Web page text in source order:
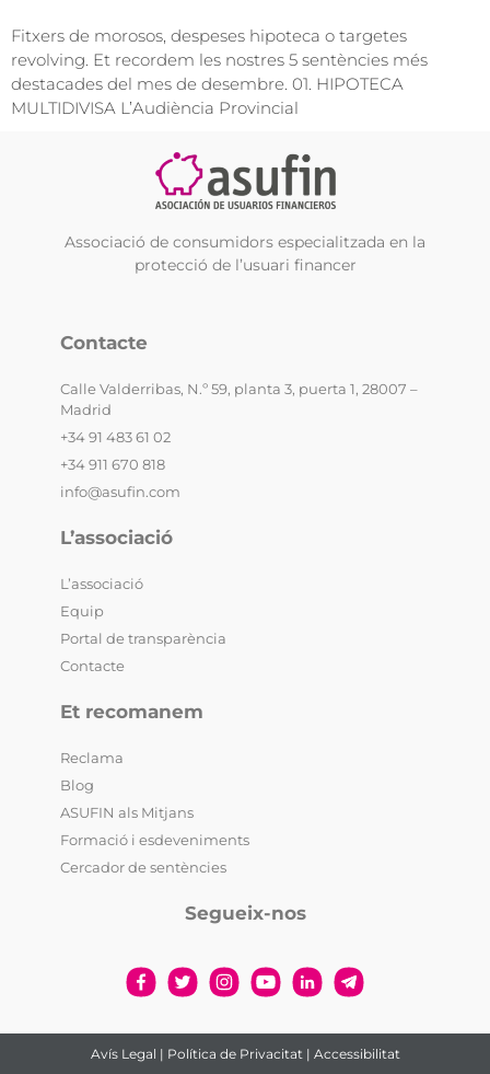
Fitxers de morosos, despeses hipoteca o targetes
revolving. Et recordem les nostres 5 sentències més
destacades del mes de desembre. 01. HIPOTECA
MULTIDIVISA L’Audiència Provincial
Associació de consumidors especialitzada en la
protecció de l’usuari financer
Contacte
Calle Valderribas, N.º 59, planta 3, puerta 1, 28007 –
Madrid
+34 91 483 61 02
+34 911 670 818
info@asufin.com
L’associació
L’associació
Equip
Portal de transparència
Contacte
Et recomanem
Reclama
Blog
ASUFIN als Mitjans
Formació i esdeveniments
Cercador de sentències
Segueix-nos
Avís Legal | Política de Privacitat| Accessibilitat